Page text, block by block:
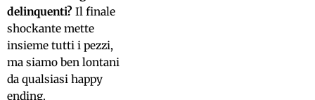
delinquenti? Il finale
shockante mette
insieme tutti i pezzi,
ma siamo ben lontani
da qualsiasi happy
ending.